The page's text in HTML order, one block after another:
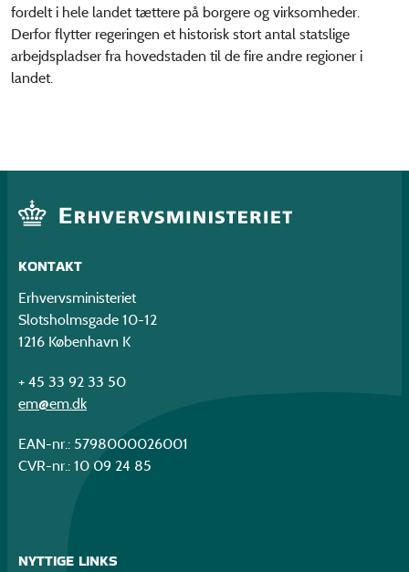
fordelt i hele landet tættere på borgere og virksomheder.
Derfor flytter regeringen et historisk stort antal statslige
arbejdspladser fra hovedstaden til de fire andre regioner i
landet.
KONTAKT
Erhvervsministeriet
Slotsholmsgade 10-12
1216 København K
+ 45 33 92 33 50
em@em.dk
EAN-nr.: 5798000026001
CVR-nr.: 10 09 24 85
NYTTIGE LINKS